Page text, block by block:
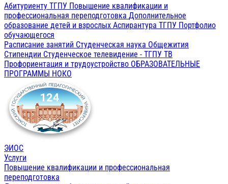
Абитуриенту ТГПУ Повышение квалификации и
профессиональная переподготовка Дополнительное
образование детей и взрослых Аспирантура ТГПУ Портфолио
обучающегося
Расписание занятий Студенческая наука Общежития
Стипендии Студенческое телевидение - ТГПУ ТВ
Профориентация и трудоустройство ОБРАЗОВАТЕЛЬНЫЕ
ПРОГРАММЫ НОКО
ЭИОС
Услуги
Повышение квалификации и профессиональная
переподготовка